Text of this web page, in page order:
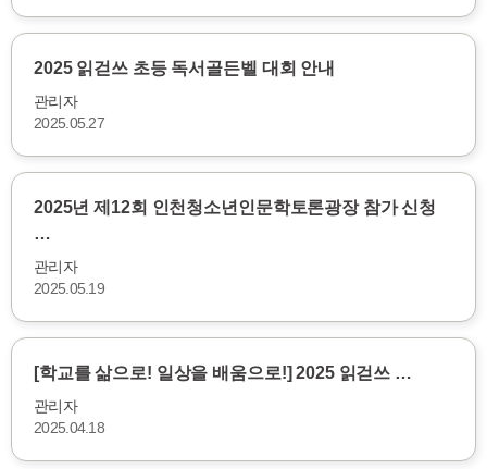
2025 읽걷쓰 초등 독서골든벨 대회 안내
관리자
2025.05.27
2025년 제12회 인천청소년인문학토론광장 참가 신청
…
관리자
2025.05.19
[학교를 삶으로! 일상을 배움으로!] 2025 읽걷쓰 …
관리자
2025.04.18